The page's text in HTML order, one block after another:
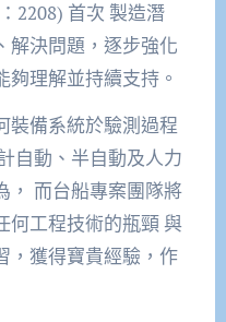
2208) 首次 製造潛
解決問題，逐步強化
理解並持續支持。
裝備系統於驗測過程
自動、半自動及人力
， 而台船專案團隊將
何工程技術的瓶頸 與
，獲得寶貴經驗，作